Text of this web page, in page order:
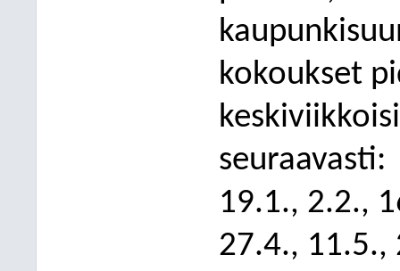
kokoukset
seuraavasti:
19.1., 2.2.,
27.4., 11.5.,